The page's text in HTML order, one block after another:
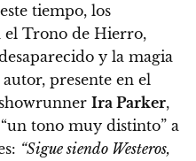
tiempo, los
el Trono de Hierro,
y la magia
presente en el
Ira Parker,
tono muy distinto” a
“Sigue siendo Westeros,